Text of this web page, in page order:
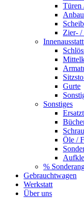
Türen
Zier- /
Gurte
Sonstiges
Öle /
%
Gebrauchtwagen
Werkstatt
Über uns